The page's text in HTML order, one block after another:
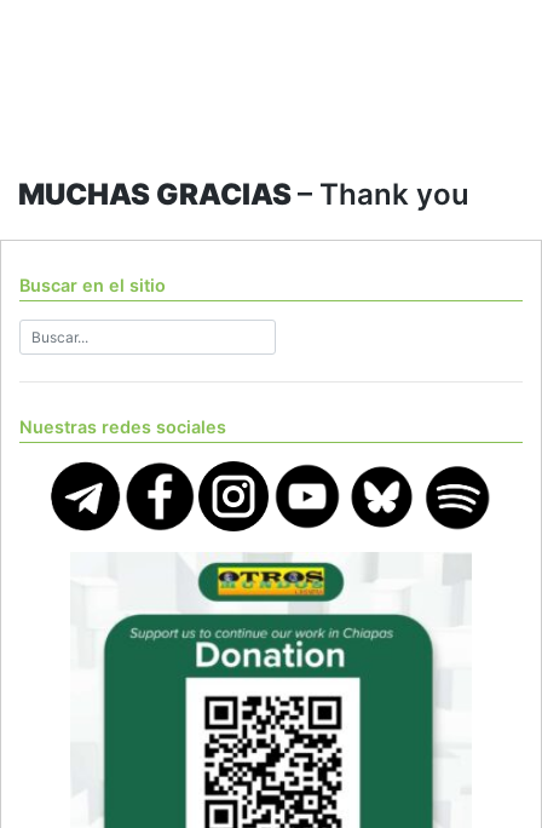
MUCHAS GRACIAS– Thank you
Buscar en el sitio
Nuestras redes sociales